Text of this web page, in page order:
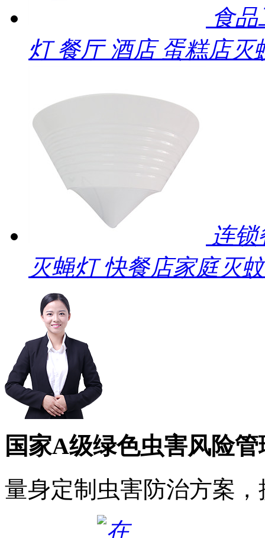
食
灯 餐厅 酒店 蛋糕店灭
连
灭蝇灯 快餐店家庭灭
国家A级绿色虫害风险
量身定制虫害防治方案